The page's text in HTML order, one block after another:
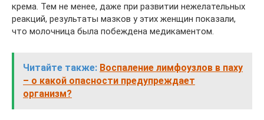
крема. Тем не менее, даже при развитии нежелательных
реакций, результаты мазков у этих женщин показали,
что молочница была побеждена медикаментом.
Читайте также: Воспаление лимфоузлов в паху
– о какой опасности предупреждает
организм?